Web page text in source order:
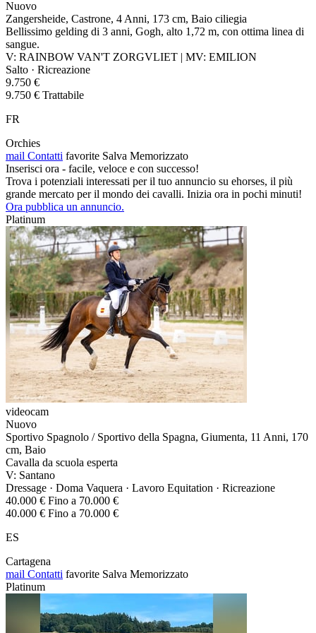
Nuovo
Zangersheide, Castrone, 4 Anni, 173 cm, Baio ciliegia
Bellissimo gelding di 3 anni, Gogh, alto 1,72 m, con ottima linea di
sangue.
V: RAINBOW VAN'T ZORGVLIET | MV: EMILION
Salto · Ricreazione
9.750 €
9.750 € Trattabile
FR
Orchies
mail Contatti favorite Salva Memorizzato
Inserisci ora - facile, veloce e con successo!
Trova i potenziali interessati per il tuo annuncio su ehorses, il più
grande mercato per il mondo dei cavalli. Inizia ora in pochi minuti!
Ora pubblica un annuncio.
Platinum
videocam
Nuovo
Sportivo Spagnolo / Sportivo della Spagna, Giumenta, 11 Anni, 170
cm, Baio
Cavalla da scuola esperta
V: Santano
Dressage · Doma Vaquera · Lavoro Equitation · Ricreazione
40.000 € Fino a 70.000 €
40.000 € Fino a 70.000 €
ES
Cartagena
mail Contatti favorite Salva Memorizzato
Platinum